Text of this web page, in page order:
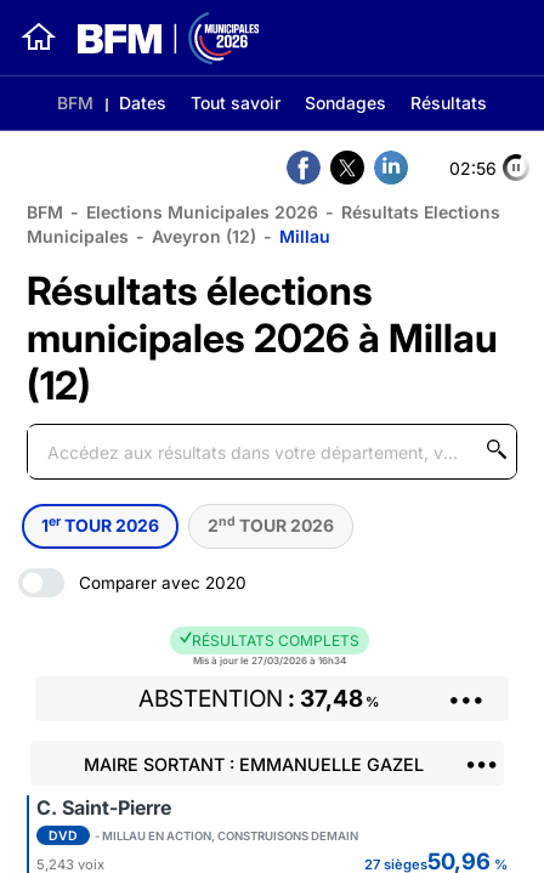
BFM Dates Tout savoir Sondages Résultats
02:56
BFM - Elections Municipales 2026 - Résultats Elections
Municipales - Aveyron (12) - Millau
Résultats élections
municipales 2026 à Millau
(12)
1er TOUR 2026 2nd TOUR 2026
Comparer avec 2020
RÉSULTATS COMPLETS
Mis à jour le 27/03/2026 à 16h34
ABSTENTION 37,48 % •••
MAIRE SORTANT : EMMANUELLE GAZEL •••
C. Saint-Pierre
DVD - MILLAU EN ACTION, CONSTRUISONS DEMAIN
5,243 voix 27 sièges50,96 %